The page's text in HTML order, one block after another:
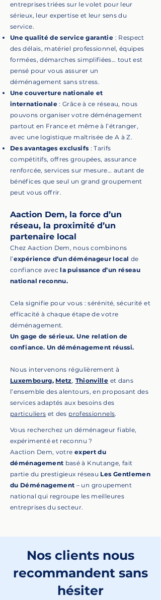
entreprises triées sur le volet pour leur
sérieux, leur expertise et leur sens du
service.
Une qualité de service garantie : Respect
des délais, matériel professionnel, équipes
formées, démarches simplifiées… tout est
pensé pour vous assurer un
déménagement sans stress.
Une couverture nationale et
internationale : Grâce à ce réseau, nous
pouvons organiser votre déménagement
partout en France et même à l’étranger,
avec une logistique maîtrisée de A à Z.
Des avantages exclusifs : Tarifs
compétitifs, offres groupées, assurance
renforcée, services sur mesure… autant de
bénéfices que seul un grand groupement
peut vous offrir.
Aaction Dem, la force d’un
réseau, la proximité d’un
partenaire local
Chez Aaction Dem, nous combinons
l’expérience d’un déménageur local de
confiance avecla puissance d’un réseau
national reconnu.
Cela signifie pour vous : sérénité, sécurité et
efficacité à chaque étape de votre
déménagement.
Un gage de sérieux. Une relation de
confiance. Un déménagement réussi.
Nous intervenons régulièrement à
Luxembourg, Metz, Thionville et dans
l’ensemble des alentours, en proposant des
services adaptés aux besoins des
particuliers et des professionnels.
Vous recherchez un déménageur fiable,
expérimenté et reconnu ?
Aaction Dem, votre expert du
déménagement basé à Knutange, fait
partie du prestigieux réseau Les Gentlemen
du Déménagement – un groupement
national qui regroupe les meilleures
entreprises du secteur.
Nos clients nous
recommandent sans
hésiter